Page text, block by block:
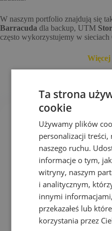
W naszym portfolio znajdują się
Barracuda dla backup, UTM
często wykorzystujemy w
Ta strona
cookie
Używamy plików
personalizacji treści,
naszego ruchu.
informacje o tym,
witryny, naszym
i analitycznym,
innymi
przekazałeś lub
korzystania przez